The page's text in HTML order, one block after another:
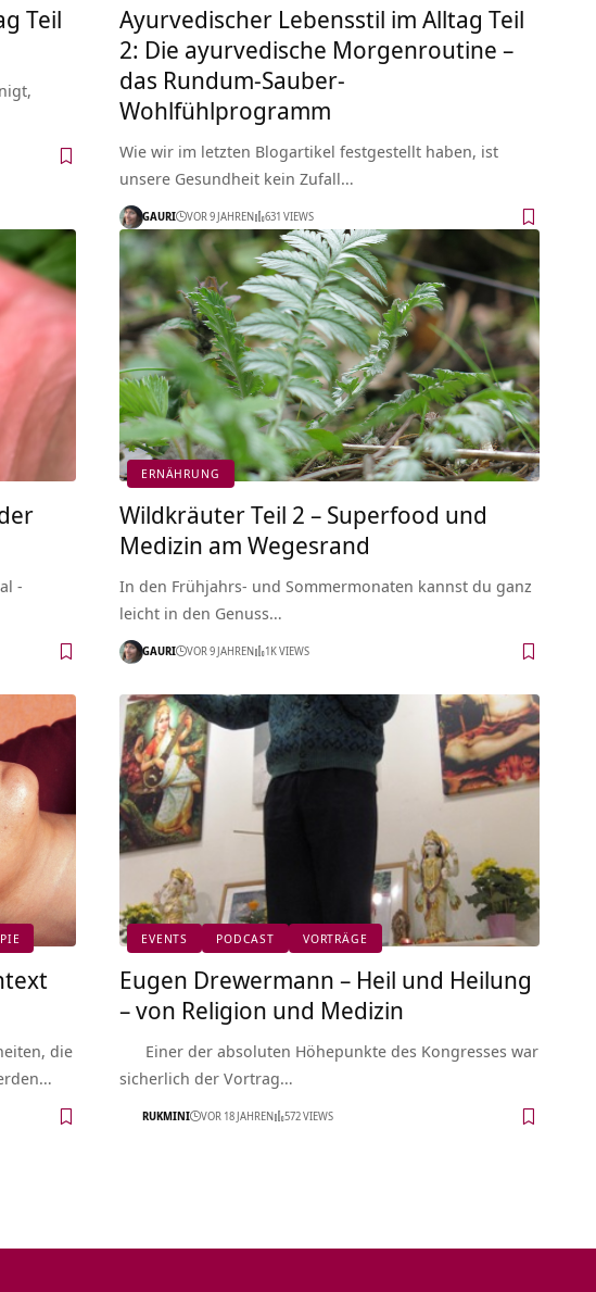
Teil
Ayurvedischer Lebensstil im Alltag Teil
2: Die ayurvedische Morgenroutine –
das Rundum-Sauber-
Wohlfühlprogramm
Wie wir im letzten Blogartikel festgestellt haben, ist
unsere Gesundheit kein Zufall…
GAURI VOR 9 JAHREN 631 VIEWS
-
ERNÄHRUNG
Wildkräuter Teil 2 – Superfood und
Medizin am Wegesrand
In den Frühjahrs- und Sommermonaten kannst du ganz
leicht in den Genuss…
GAURI VOR 9 JAHREN 1K VIEWS
die
EVENTS PODCAST VORTRÄGE
Eugen Drewermann – Heil und Heilung
– von Religion und Medizin
Einer der absoluten Höhepunkte des Kongresses war
sicherlich der Vortrag…
RUKMINI VOR 18 JAHREN 572 VIEWS